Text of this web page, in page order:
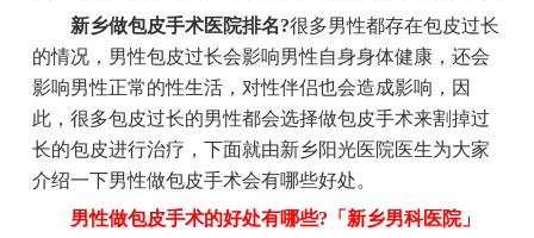
新乡做包皮手术医院排名?很多男性都存在包皮过长
的情况，男性包皮过长会影响男性自身身体健康，还会
影响男性正常的性生活，对性伴侣也会造成影响，因
此，很多包皮过长的男性都会选择做包皮手术来割掉过
长的包皮进行治疗，下面就由新乡阳光医院医生为大家
介绍一下男性做包皮手术会有哪些好处。
男性做包皮手术的好处有哪些?「新乡男科医院」